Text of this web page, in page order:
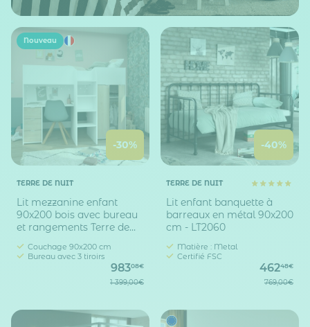
Nouveau
-30%
TERRE DE NUIT
Lit mezzanine enfant
90x200 bois avec bureau
et rangements Terre de
Couchage 90x200 cm
Bureau avec 3 tiroirs
98308€
1 399,00€
-40%
TERRE DE NUIT
Lit enfant banquette à
barreaux en métal 90x200
cm - LT2060
Matière : Metal
Certifié FSC
46248€
769,00€